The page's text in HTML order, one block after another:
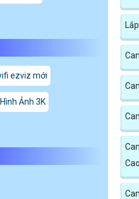
ezviz mới
Ảnh 3K
Cao